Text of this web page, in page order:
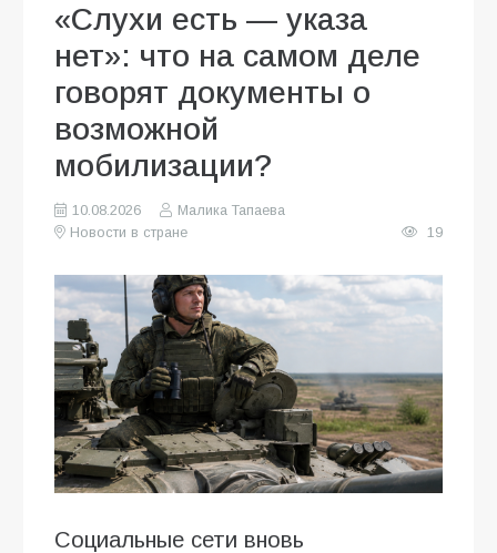
«Слухи есть — указа
нет»: что на самом деле
говорят документы о
возможной
мобилизации?
10.08.2026
Малика Тапаева
Новости в стране
19
Социальные сети вновь